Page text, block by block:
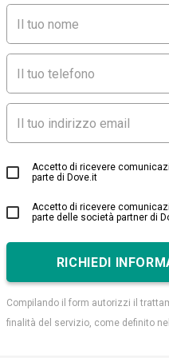
Accetto di ricevere
parte di Dove.it
Accetto di ricevere
parte delle società partner di
RICHIEDI
Compilando il form autorizzi il
finalità del servizio, come definito